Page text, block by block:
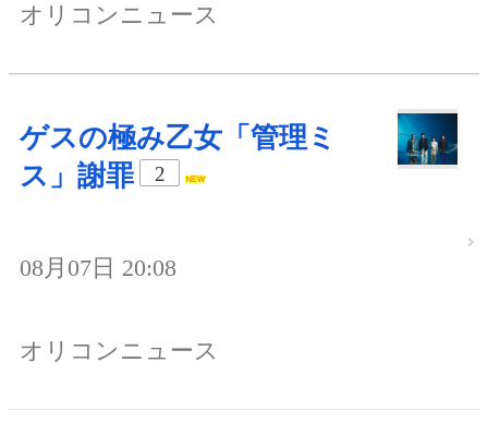
オリコンニュース
ゲスの極み乙女「管理ミ
ス」謝罪
2
08月07日 20:08
オリコンニュース